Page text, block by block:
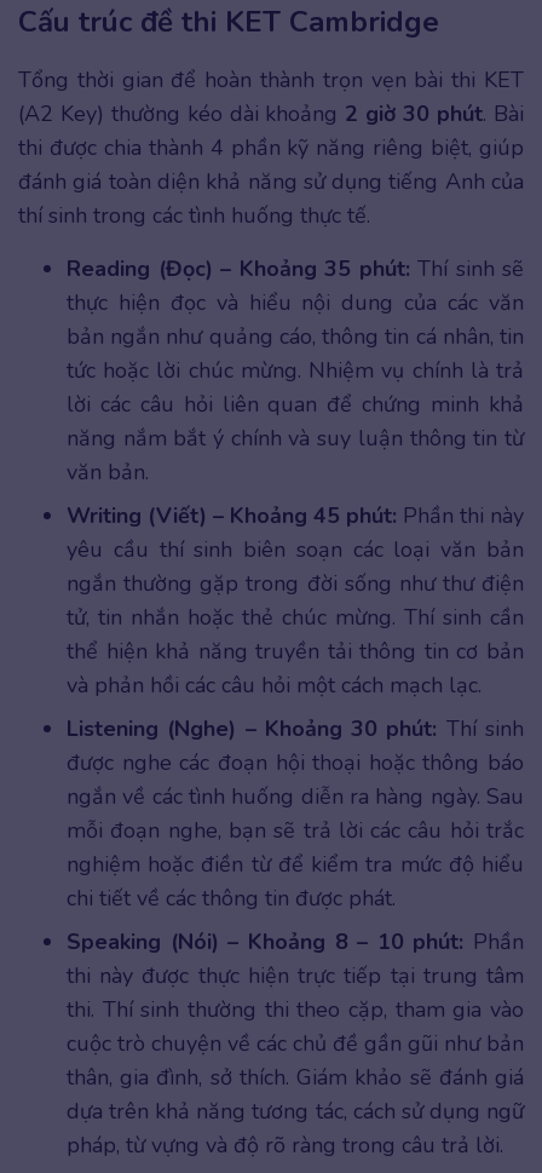
Cấu trúc đề thi KET Cambridge
Tổng thời gian để hoàn thành trọn vẹn bài thi KET
(A2 Key) thường kéo dài khoảng 2 giờ 30 phút. Bài
thi được chia thành 4 phần kỹ năng riêng biệt, giúp
đánh giá toàn diện khả năng sử dụng tiếng Anh của
thí sinh trong các tình huống thực tế.
Reading (Đọc) – Khoảng 35 phút: Thí sinh sẽ
thực hiện đọc và hiểu nội dung của các văn
bản ngắn như quảng cáo, thông tin cá nhân, tin
tức hoặc lời chúc mừng. Nhiệm vụ chính là trả
lời các câu hỏi liên quan để chứng minh khả
năng nắm bắt ý chính và suy luận thông tin từ
văn bản.
Writing (Viết) – Khoảng 45 phút: Phần thi này
yêu cầu thí sinh biên soạn các loại văn bản
ngắn thường gặp trong đời sống như thư điện
tử, tin nhắn hoặc thẻ chúc mừng. Thí sinh cần
thể hiện khả năng truyền tải thông tin cơ bản
và phản hồi các câu hỏi một cách mạch lạc.
Listening (Nghe) – Khoảng 30 phút: Thí sinh
được nghe các đoạn hội thoại hoặc thông báo
ngắn về các tình huống diễn ra hàng ngày. Sau
mỗi đoạn nghe, bạn sẽ trả lời các câu hỏi trắc
nghiệm hoặc điền từ để kiểm tra mức độ hiểu
chi tiết về các thông tin được phát.
Speaking (Nói) – Khoảng 8 – 10 phút: Phần
thi này được thực hiện trực tiếp tại trung tâm
thi. Thí sinh thường thi theo cặp, tham gia vào
cuộc trò chuyện về các chủ đề gần gũi như bản
thân, gia đình, sở thích. Giám khảo sẽ đánh giá
dựa trên khả năng tương tác, cách sử dụng ngữ
pháp, từ vựng và độ rõ ràng trong câu trả lời.